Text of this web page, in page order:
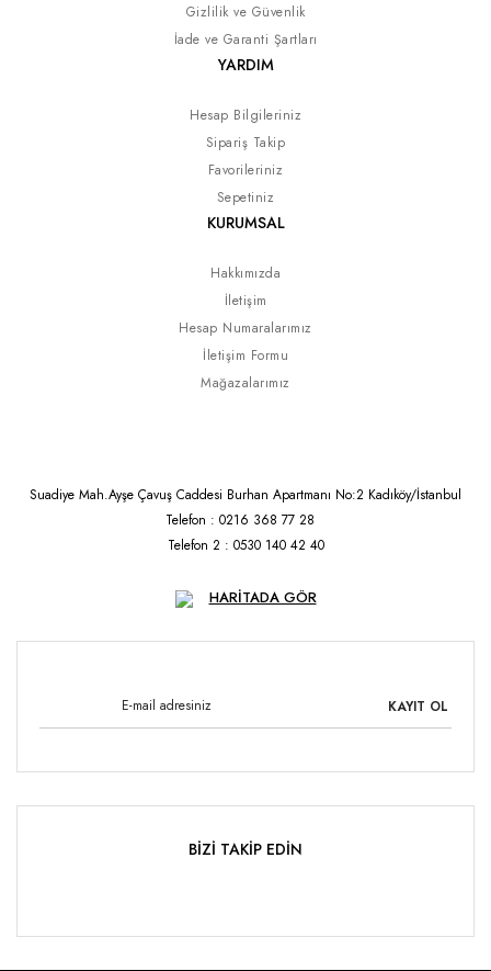
Gizlilik ve Güvenlik
İade ve Garanti Şartları
YARDIM
Hesap Bilgileriniz
Sipariş Takip
Favorileriniz
Sepetiniz
KURUMSAL
Hakkımızda
İletişim
Hesap Numaralarımız
İletişim Formu
Mağazalarımız
Suadiye Mah.Ayşe Çavuş Caddesi Burhan Apartmanı No:2 Kadıköy/İstanbul
Telefon : 0216 368 77 28
Telefon 2 : 0530 140 42 40
HARİTADA GÖR
KAYIT OL
BİZİ TAKİP EDİN